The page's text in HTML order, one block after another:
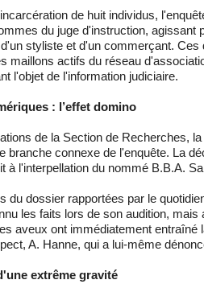
de huit individus,
du juge d'instruction, agissant
styliste et d'un commerçant.
maillons actifs du réseau
l'objet de l'information judiciaire.
: l’effet domino
de la Section de Recherches,
branche connexe de l'enquête. La
à l'interpellation du nommé B.B.A.
du dossier rapportées par le
les faits lors de son audition, mais
aveux ont immédiatement entraîné
A. Hanne, qui a lui-même
extrême gravité